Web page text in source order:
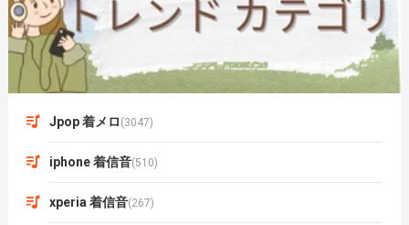
Jpop 着メロ (3047)
iphone 着信音(510)
xperia 着信音(267)